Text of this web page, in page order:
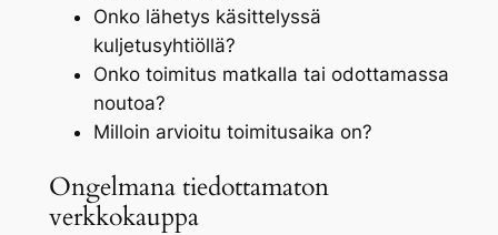
Onko lähetys käsittelyssä
kuljetusyhtiöllä?
Onko toimitus matkalla tai odottamassa
noutoa?
Milloin arvioitu toimitusaika on?
Ongelmana tiedottamaton
verkkokauppa